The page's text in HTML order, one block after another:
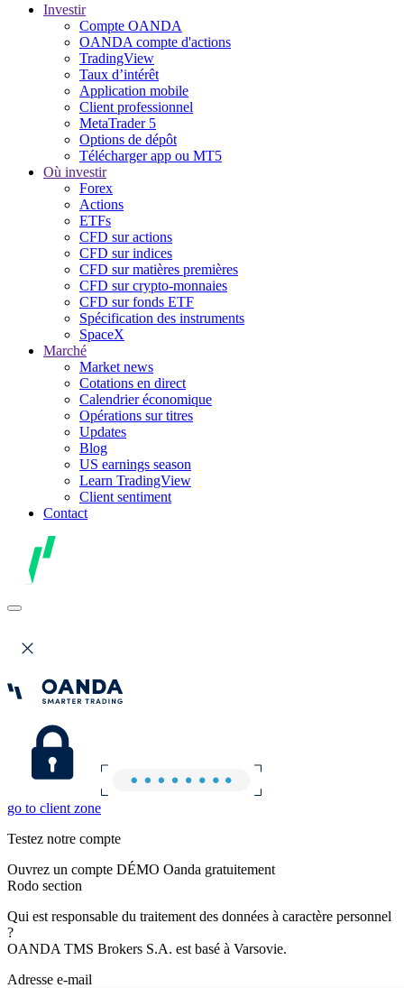
Investir
Compte OANDA
OANDA compte d'actions
TradingView
Taux d’intérêt
Application mobile
Client professionnel
MetaTrader 5
Options de dépôt
Télécharger app ou MT5
Où investir
Forex
Actions
ETFs
CFD sur actions
CFD sur indices
CFD sur matières premières
CFD sur crypto-monnaies
CFD sur fonds ETF
Spécification des instruments
SpaceX
Marché
Market news
Cotations en direct
Calendrier économique
Opérations sur titres
Updates
Blog
US earnings season
Learn TradingView
Client sentiment
Contact
go to client zone
Testez notre compte
Ouvrez un compte DÉMO Oanda gratuitement
Rodo section
Qui est responsable du traitement des données à caractère personnel
?
OANDA TMS Brokers S.A. est basé à Varsovie.
Adresse e-mail